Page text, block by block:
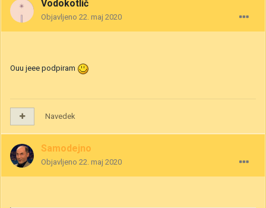
Vodokotlič
Objavljeno 22. maj 2020
Ouu jeee podpiram
Navedek
Samodejno
Objavljeno 22. maj 2020